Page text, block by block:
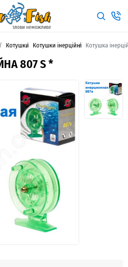
Котушки Котушки інерційні Котушка
807 S *